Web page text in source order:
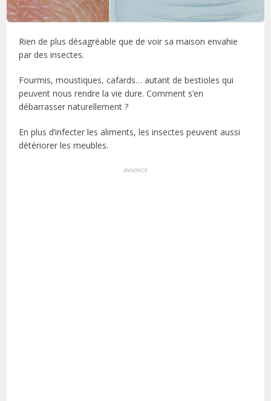
Rien de plus désagréable que de voir sa maison envahie
par des insectes.
Fourmis, moustiques, cafards… autant de bestioles qui
peuvent nous rendre la vie dure. Comment s’en
débarrasser naturellement ?
En plus d’infecter les aliments, les insectes peuvent aussi
détériorer les meubles.
ANNONCE